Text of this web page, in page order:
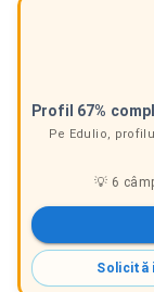
Profil 67%
Pe Edulio,
💡 6
Solicită